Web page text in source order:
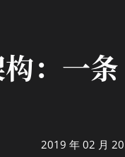
：一
2019 年 02 月